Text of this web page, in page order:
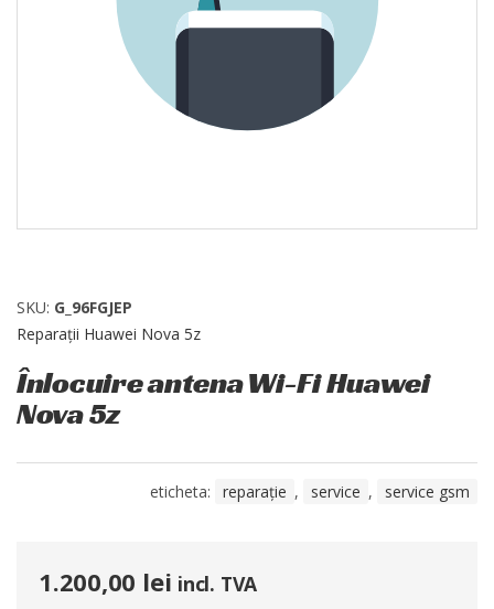
SKU: G_96FGJEP
Reparații Huawei Nova 5z
Înlocuire antena Wi-Fi Huawei
Nova 5z
eticheta: reparație , service , service gsm
1.200,00 lei incl. TVA